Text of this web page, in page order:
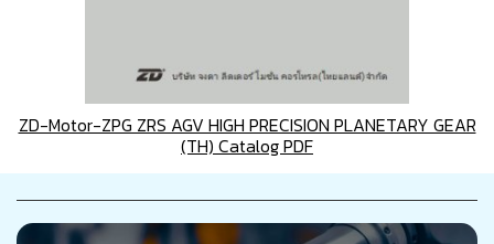
ZD-Motor-ZPG ZRS AGV HIGH PRECISION PLANETARY GEAR
(TH) Catalog PDF